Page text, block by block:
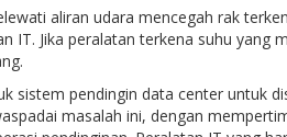
aliran udara mencegah rak
IT. Jika peralatan terkena suhu yang
sistem pendingin data center untuk
masalah ini, dengan